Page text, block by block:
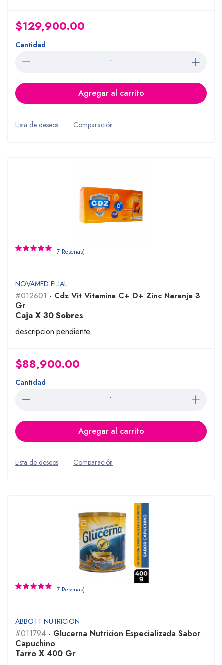
$129,900.00
Cantidad
Agregar al carrito
Lista de deseos Comparación
(7 Reseñas)
NOVAMED FILIAL
#012601 - Cdz Vit Vitamina C+ D+ Zinc Naranja 3
Gr
Caja X 30 Sobres
descripcion pendiente
$88,900.00
Cantidad
Agregar al carrito
Lista de deseos Comparación
(7 Reseñas)
ABBOTT NUTRICION
#011794 - Glucerna Nutricion Especializada Sabor
Capuchino
Tarro X 400 Gr